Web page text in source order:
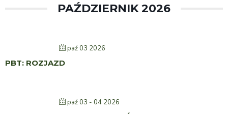
PAŹDZIERNIK 2026
paź 03 2026
PBT: ROZJAZD
paź 03 - 04 2026